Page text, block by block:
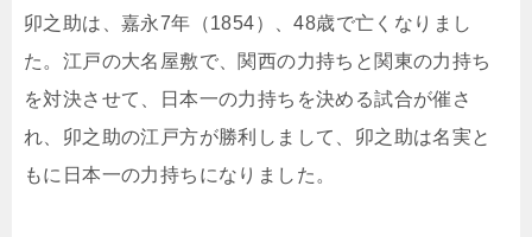
卯之助は、嘉永7年（1854）、48歳で亡くなりまし
た。江戸の大名屋敷で、関西の力持ちと関東の力持ち
を対決させて、日本一の力持ちを決める試合が催さ
れ、卯之助の江戸方が勝利しまして、卯之助は名実と
もに日本一の力持ちになりました。